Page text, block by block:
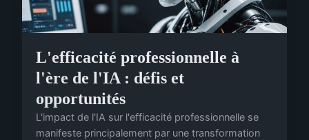
L'efficacité professionnelle à
l'ère de l'IA : défis et
opportunités
L'impact de l'IA sur l'efficacité professionnelle se
manifeste principalement par une transformation